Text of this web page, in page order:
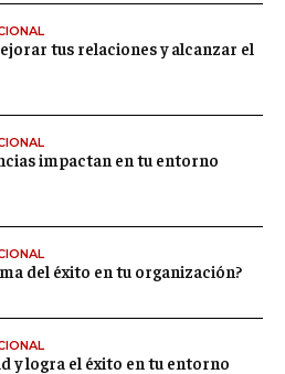
tus relaciones y alcanzar el
impactan en tu entorno
del éxito en tu organización?
y logra el éxito en tu entorno